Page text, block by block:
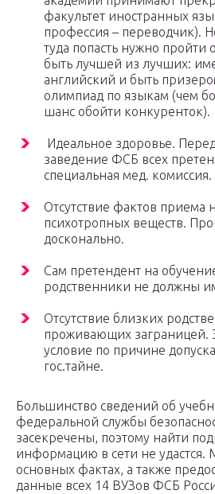
факультет иностранных
профессия – переводчик).
туда попасть нужно
быть лучшей из лучших:
английский и быть
олимпиад по языкам (чем
шанс обойти конкуренток).
Идеальное здоровье.
заведение ФСБ всех
специальная мед. комиссия.
Отсутствие фактов приема
психотропных веществ.
досконально.
Сам претендент на
родственники не должны
Отсутствие близких
проживающих заграницей.
условие по причине
гос.тайне.
Большинство сведений об
федеральной службы
засекречены, поэтому найти
информацию в сети не удастся.
основных фактах, а также
данные всех 14 ВУЗов ФСБ